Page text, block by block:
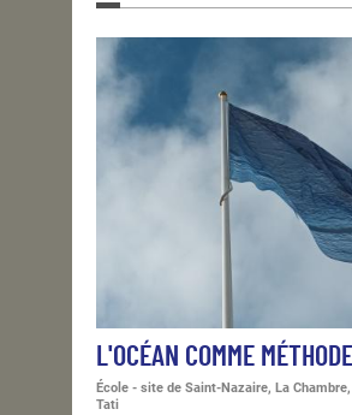
L'OCÉAN COMME MÉTHODE
École - site de Saint-Nazaire, La
Tati